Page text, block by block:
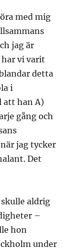
med mig
jag är
vi varit
detta
i
att han A)
gång och
jag tycker
Det
skulle aldrig
–
hon
under